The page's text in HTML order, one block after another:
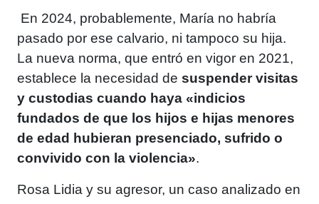
En 2024, probablemente, María no habría
pasado por ese calvario, ni tampoco su hija.
La nueva norma, que entró en vigor en 2021,
establece la necesidad de suspender visitas
y custodias cuando haya «indicios
fundados de que los hijos e hijas menores
de edad hubieran presenciado, sufrido o
convivido con la violencia».
Rosa Lidia y su agresor, un caso analizado en